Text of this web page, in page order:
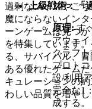
上級戦術：「
原理:す
アウェ
クラフ
プロト
設/利用
完全な1
成する。
過剰なノイズやご
魔にならないイン
ーンゲームは見つ
を特集しています
る、サバイバル、
ある優れたゲーム
キュレーションの
わしい品質を増やし